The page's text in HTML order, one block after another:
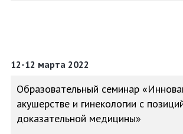
12-12 марта 2022
Образовательный семинар
акушерстве и гинекологии с
доказательной медицины»